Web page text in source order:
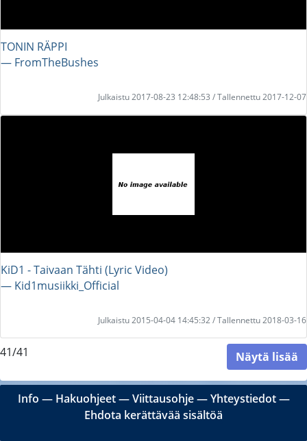
TONIN RÄPPI
― FromTheBushes
Julkaistu 2017-08-23 12:48:53 / Tallennettu 2017-12-07
KiD1 - Taivaan Tähti (Lyric Video)
― Kid1musiikki_Official
Julkaistu 2015-04-04 14:45:32 / Tallennettu 2018-03-16
41/41 Näytä lisää
Info ― Hakuohjeet―Viittausohje―Yhteystiedot―
Ehdota kerättävää sisältöä